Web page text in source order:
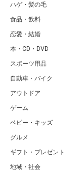
ハゲ・髪の毛
食品・飲料
恋愛・結婚
本・CD・DVD
スポーツ用品
自動車・バイク
アウトドア
ゲーム
ベビー・キッズ
グルメ
ギフト・プレゼント
地域・社会